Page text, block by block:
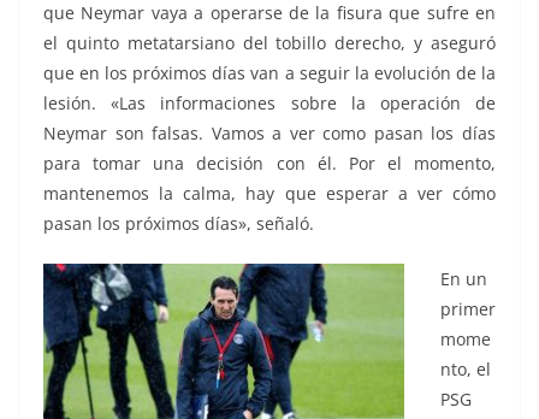
que Neymar vaya a operarse de la fisura que sufre en
el quinto metatarsiano del tobillo derecho, y aseguró
que en los próximos días van a seguir la evolución de la
lesión. «Las informaciones sobre la operación de
Neymar son falsas. Vamos a ver como pasan los días
para tomar una decisión con él. Por el momento,
mantenemos la calma, hay que esperar a ver cómo
pasan los próximos días», señaló.
En un
primer
mome
nto, el
PSG